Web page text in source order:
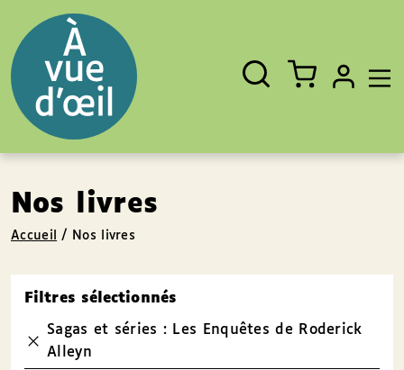
Fermer
Rechercher
un
livre,
un
auteur,
un
EAN
Nos livres
Accueil / Nos livres
Filtres sélectionnés
Sagas et séries : Les Enquêtes de Roderick
Alleyn